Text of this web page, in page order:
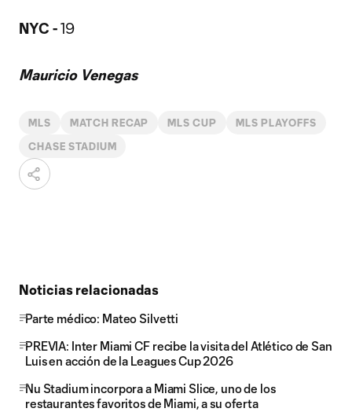
NYC -19
Mauricio Venegas
MLS MATCH RECAP MLS CUP MLS PLAYOFFS
CHASE STADIUM
Noticias relacionadas
Parte médico: Mateo Silvetti
PREVIA: Inter Miami CF recibe la visita del Atlético de San
Luis en acción de la Leagues Cup 2026
Nu Stadium incorpora a Miami Slice, uno de los
restaurantes favoritos de Miami, a su oferta